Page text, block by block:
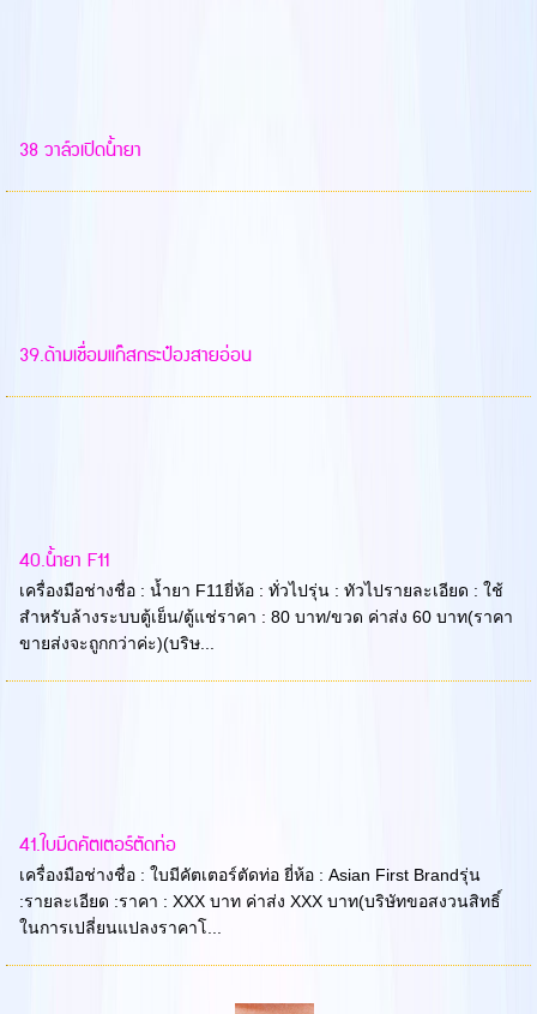
38 วาล์วเปิดน้ำยา
39.ด้ามเชื่อมแก๊สกระป๋องสายอ่อน
40.น้ำยา F11
เครื่องมือช่างชื่อ : น้ำยา F11ยี่ห้อ : ทั่วไปรุ่น : ทัวไปรายละเอียด : ใช้
สำหรับล้างระบบตู้เย็น/ตู้แช่ราคา : 80 บาท/ขวด ค่าส่ง 60 บาท(ราคา
ขายส่งจะถูกกว่าค่ะ)(บริษ...
41.ใบมีดคัตเตอร์ตัดท่อ
เครื่องมือช่างชื่อ : ใบมีคัตเตอร์ตัดท่อ ยี่ห้อ : Asian First Brandรุ่น
:รายละเอียด :ราคา : XXX บาท ค่าส่ง XXX บาท(บริษัทขอสงวนสิทธิ์
ในการเปลี่ยนแปลงราคาโ...